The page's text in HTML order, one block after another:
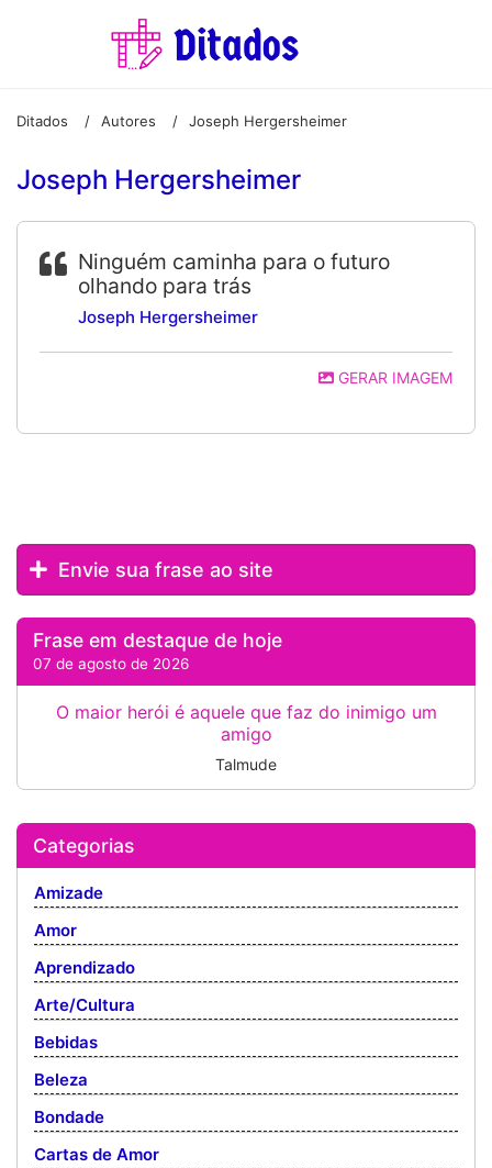
Ditados / Autores / Joseph Hergersheimer
Joseph Hergersheimer
Ninguém caminha para o futuro
olhando para trás
Joseph Hergersheimer
GERAR IMAGEM
Envie sua frase ao site
Frase em destaque de hoje
07 de agosto de 2026
O maior herói é aquele que faz do inimigo um
amigo
Talmude
Categorias
Amizade
Amor
Aprendizado
Arte/Cultura
Bebidas
Beleza
Bondade
Cartas de Amor